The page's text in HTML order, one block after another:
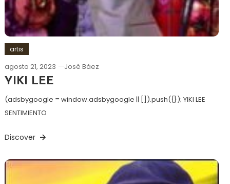
artis
agosto 21, 2023 José Báez
YIKI LEE
(adsbygoogle = window.adsbygoogle || []).push({}); YIKI LEE
SENTIMIENTO
Discover